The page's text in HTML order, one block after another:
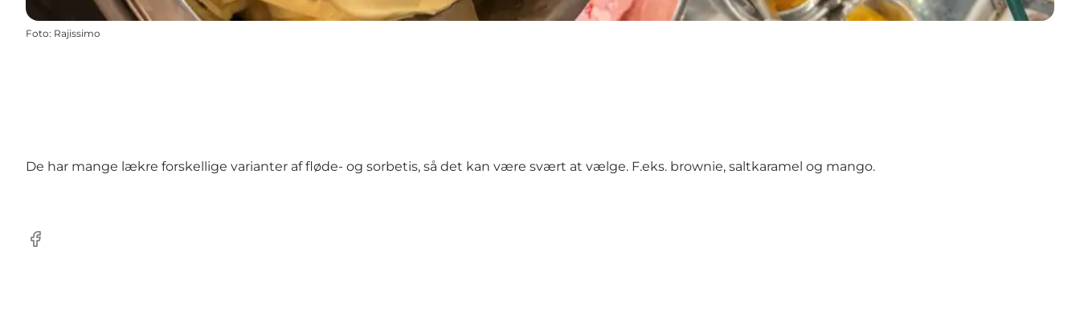
Foto: Rajissimo
De har mange lækre forskellige varianter af fløde- og sorbetis, så det kan være svært at vælge. F.eks. brownie, saltkaramel og mango.
Facebook